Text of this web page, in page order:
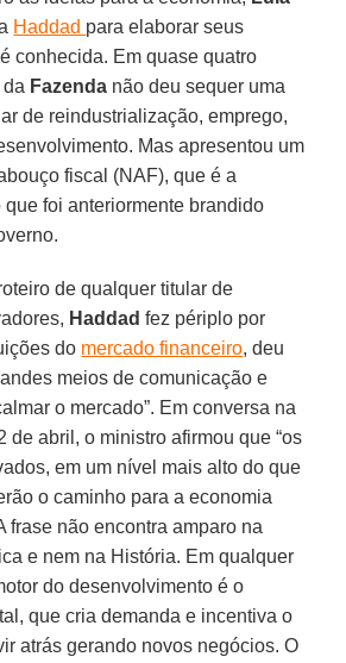
Haddad para elaborar seus
conhecida. Em quase quatro
Fazenda não deu sequer uma
de reindustrialização, emprego,
Mas apresentou um
fiscal (NAF), que é a
que foi anteriormente brandido
de qualquer titular de
Haddad fez périplo por
do mercado financeiro, deu
meios de comunicação e
o mercado”. Em conversa na
de abril, o ministro afirmou que “os
em um nível mais alto do que
o caminho para a economia
frase não encontra amparo na
e nem na História. Em qualquer
do desenvolvimento é o
que cria demanda e incentiva o
atrás gerando novos negócios. O